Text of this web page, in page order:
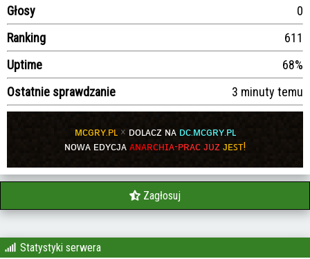
Głosy
0
Ranking
611
Uptime
68%
Ostatnie sprawdzanie
3 minuty temu
ᴍᴄɢʀʏ.ᴘʟ × ᴅᴏʟᴀᴄᴢ ɴᴀ ᴅᴄ.ᴍᴄɢʀʏ.ᴘʟ
ɴᴏᴡᴀ ᴇᴅʏᴄᴊᴀ ᴀɴᴀʀᴄʜɪᴀ-ᴘʀᴀᴄ ᴊᴜᴢ ᴊᴇꜱᴛ!
Zagłosuj
Statystyki serwera